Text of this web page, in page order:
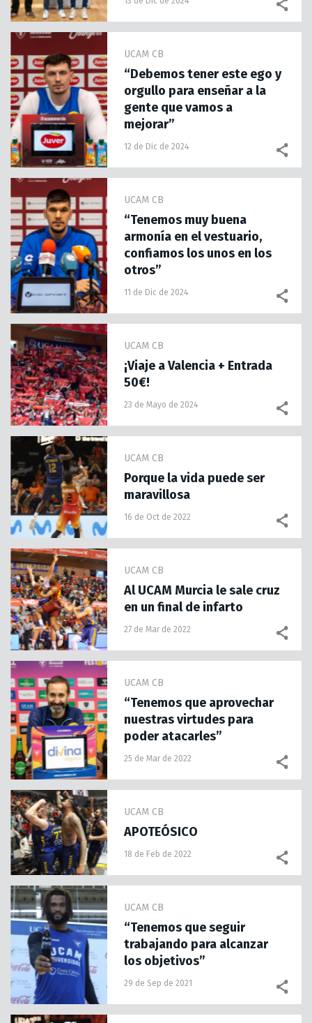
UCAM CB
“Debemos tener este ego y
orgullo para enseñar a la
gente que vamos a
mejorar”
12 de Dic de 2024
UCAM CB
“Tenemos muy buena
armonía en el vestuario,
confiamos los unos en los
otros”
11 de Dic de 2024
UCAM CB
¡Viaje a Valencia + Entrada
50€!
23 de Mayo de 2024
UCAM CB
Porque la vida puede ser
maravillosa
16 de Oct de 2022
UCAM CB
Al UCAM Murcia le sale cruz
en un final de infarto
27 de Mar de 2022
UCAM CB
“Tenemos que aprovechar
nuestras virtudes para
poder atacarles”
25 de Mar de 2022
UCAM CB
APOTEÓSICO
18 de Feb de 2022
UCAM CB
“Tenemos que seguir
trabajando para alcanzar
los objetivos”
29 de Sep de 2021